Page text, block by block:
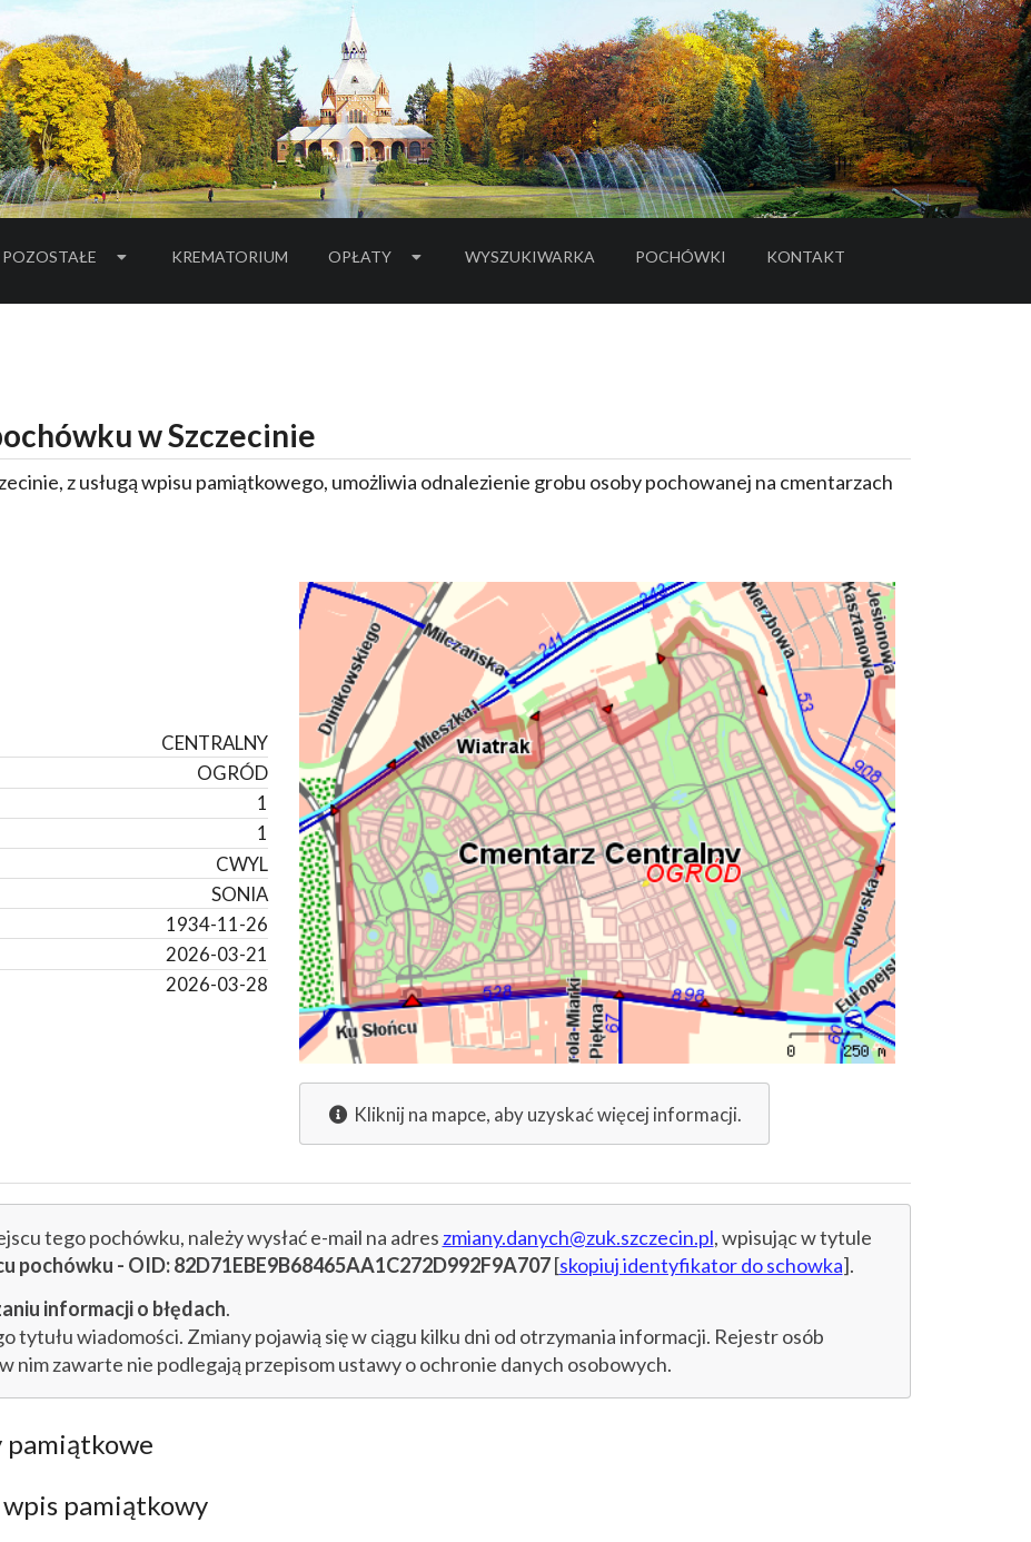
POZOSTAŁE KREMATORIUM OPŁATY WYSZUKIWARKA POCHÓWKI
- LINK DO SERWISU ZEWNĘTRZNEGO
KONTAKT
w Szczecinie
z usługą wpisu pamiątkowego, umożliwia odnalezienie grobu osoby pochowanej na cmentarzach
CENTRALNY
OGRÓD
1
1
CWYL
SONIA
1934-11-26
2026-03-21
2026-03-28
Kliknij na mapce, aby uzyskać więcej informacji.
tego pochówku, należy wysłać e-mail na adres zmiany.danych@zuk.szczecin.pl, wpisując w tytule
pochówku - OID: 82D71EBE9B68465AA1C272D992F9A707[skopiuj identyfikator do schowka].
informacji o błędach.
tytułu wiadomości. Zmiany pojawią się w ciągu kilku dni od otrzymania informacji. Rejestr osób
nim zawarte nie podlegają przepisom ustawy o ochronie danych osobowych.
pamiątkowe
pamiątkowy